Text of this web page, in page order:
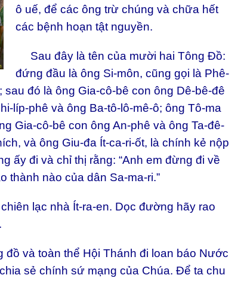
ô uế, để các ông trừ chúng và chữa hết
các bệnh hoạn tật nguyền.
Sau đây là tên của mười hai Tông Đồ:
đứng đầu là ông Si-môn, cũng gọi là Phê-
sau đó là ông Gia-cô-bê con ông Dê-bê-đê
líp-phê và ông Ba-tô-lô-mê-ô; ông Tô-ma
Gia-cô-bê con ông An-phê và ông Ta-đê-
và ông Giu-đa Ít-ca-ri-ốt, là chính kẻ nộp
ấy đi và chỉ thị rằng: “Anh em đừng đi về
thành nào của dân Sa-ma-ri.”
lạc nhà Ít-ra-en. Dọc đường hãy rao
đồ và toàn thể Hội Thánh đi loan báo Nước
sẻ chính sứ mạng của Chúa. Để ta chu